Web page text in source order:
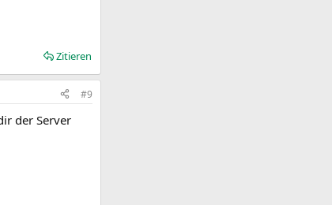
Zitieren
#9
der Server